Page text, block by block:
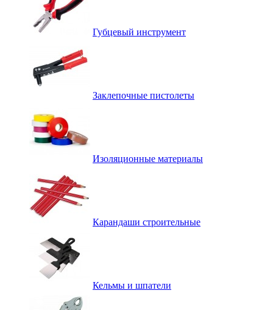
Губцевый инструмент
Заклепочные пистолеты
Изоляционные материалы
Карандаши строительные
Кельмы и шпатели